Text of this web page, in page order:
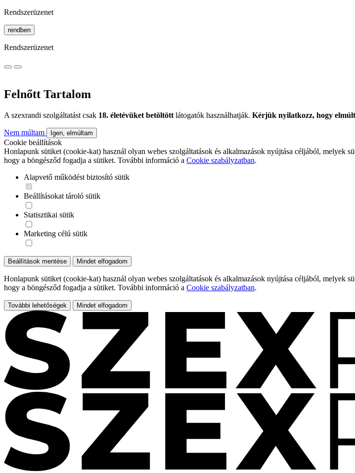
Rendszerüzenet
rendben
Rendszerüzenet
Felnőtt Tartalom
A szexrandi szolgáltatást csak 18. életévüket betöltött látogatók használhatják. Kérjük nyilatkozz, hogy
Nem múltam Igen, elmúltam
Cookie beállítások
Honlapunk sütiket (cookie-kat) használ olyan webes szolgáltatások és alkalmazások nyújtása céljából, melyek
hogy a böngésződ fogadja a sütiket. További információ a Cookie szabályzatban.
Alapvető működést biztosító sütik
Beállításokat tároló sütik
Statisztikai sütik
Marketing célú sütik
Beállítások mentése Mindet elfogadom
Honlapunk sütiket (cookie-kat) használ olyan webes szolgáltatások és alkalmazások nyújtása céljából, melyek
hogy a böngésződ fogadja a sütiket. További információ a Cookie szabályzatban.
További lehetőségek Mindet elfogadom